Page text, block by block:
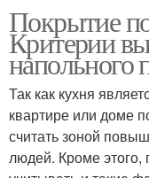
Покрытие
Критерии
напольного
Так как кухня
квартире или доме
считать зоной
людей. Кроме